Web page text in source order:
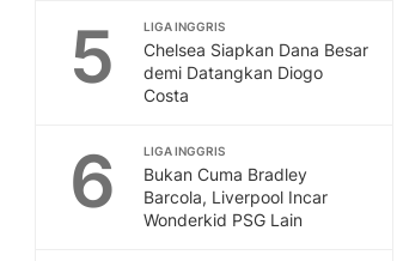
5 LIGA INGGRIS
Chelsea Siapkan Dana Besar
demi Datangkan Diogo
Costa
6 LIGA INGGRIS
Bukan Cuma Bradley
Barcola, Liverpool Incar
Wonderkid PSG Lain